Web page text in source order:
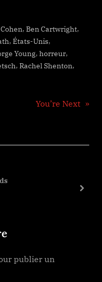
,Ben Cartwright,
, États-Unis,
Young, horreur,
, Rachel Shenton,
N
t
You’re Next
next
publier un